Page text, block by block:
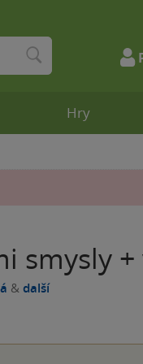
smysly
& další
Hry